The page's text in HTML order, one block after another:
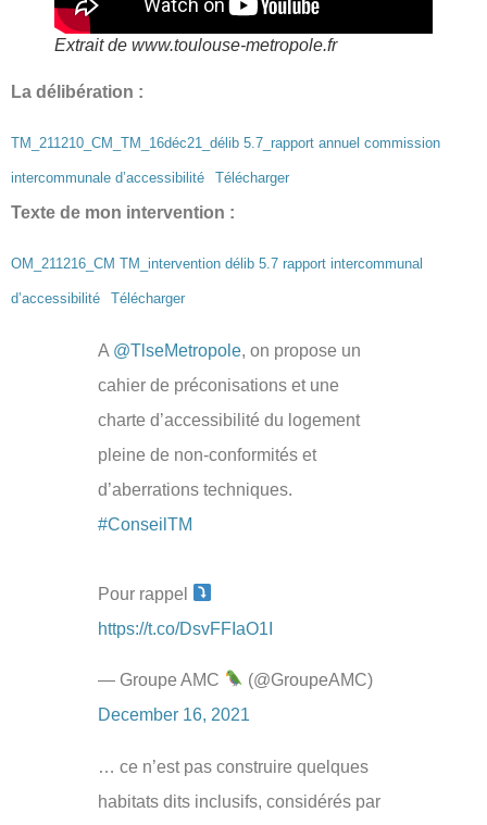
Extrait de www.toulouse-metropole.fr
La délibération :
TM_211210_CM_TM_16déc21_délib 5.7_rapport annuel commission
intercommunale d’accessibilité Télécharger
Texte de mon intervention :
OM_211216_CM TM_intervention délib 5.7 rapport intercommunal
d’accessibilité Télécharger
A @TlseMetropole, on propose un
cahier de préconisations et une
charte d’accessibilité du logement
pleine de non-conformités et
d’aberrations techniques.
#ConseilTM
Pour rappel
https://t.co/DsvFFIaO1I
— Groupe AMC
(@GroupeAMC)
December 16, 2021
… ce n’est pas construire quelques
habitats dits inclusifs, considérés par